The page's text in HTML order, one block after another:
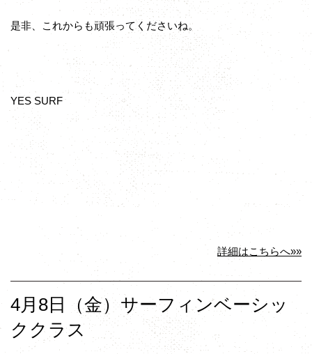
是非、これからも頑張ってくださいね。
YES SURF
詳細はこちらへ»»
4月8日（金）サーフィンベーシッ
ククラス